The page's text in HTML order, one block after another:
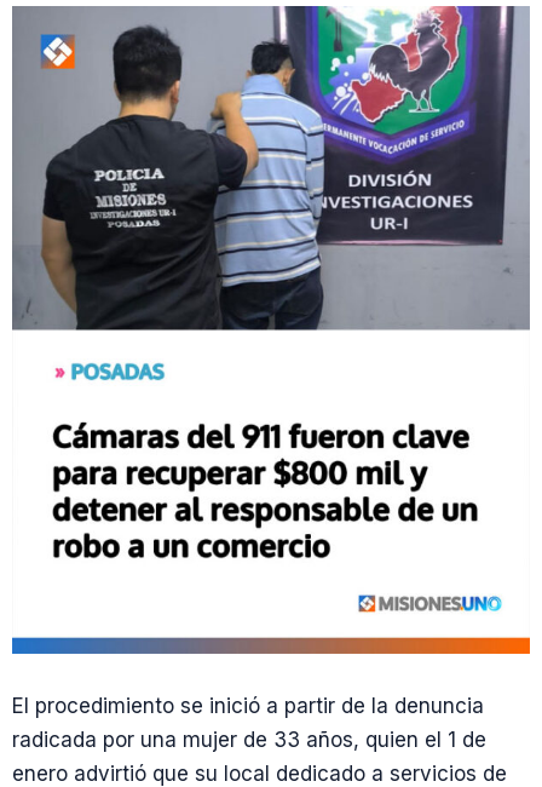
El procedimiento se inició a partir de la denuncia
radicada por una mujer de 33 años, quien el 1 de
enero advirtió que su local dedicado a servicios de